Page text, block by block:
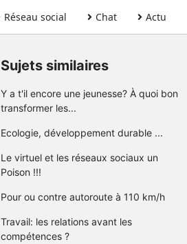
Réseau social Chat Actu
Sujets similaires
Y a t'il encore une jeunesse? À quoi bon
transformer les...
Ecologie, développement durable ...
Le virtuel et les réseaux sociaux un
Poison !!!
Pour ou contre autoroute à 110 km/h
Travail: les relations avant les
compétences ?